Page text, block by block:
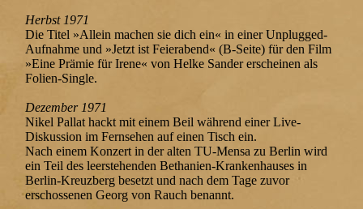
Herbst 1971
Die Titel »Allein machen sie dich ein« in einer Unplugged-
Aufnahme und »Jetzt ist Feierabend« (B-Seite) für den Film
»Eine Prämie für Irene« von Helke Sander erscheinen als
Folien-Single.
Dezember 1971
Nikel Pallat hackt mit einem Beil während einer Live-
Diskussion im Fernsehen auf einen Tisch ein.
Nach einem Konzert in der alten TU-Mensa zu Berlin wird
ein Teil des leerstehenden Bethanien-Krankenhauses in
Berlin-Kreuzberg besetzt und nach dem Tage zuvor
erschossenen Georg von Rauch benannt.